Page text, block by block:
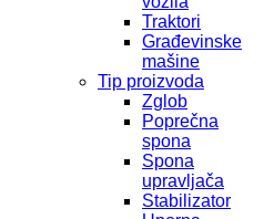
Traktori
Građevinske
mašine
Tip proizvoda
Zglob
Poprečna
spona
Spona
upravljača
Stabilizator